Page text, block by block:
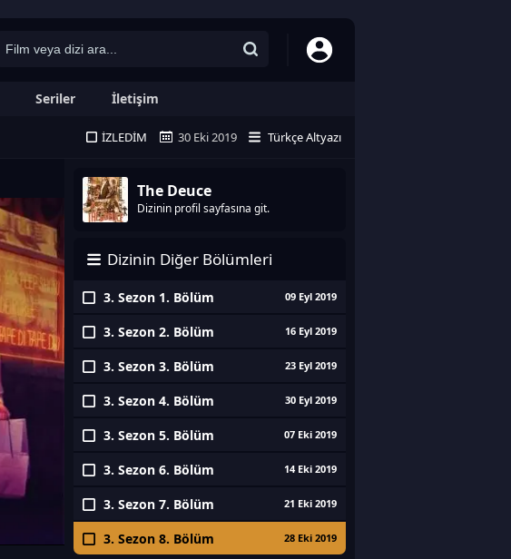
Seriler İletişim
İZLEDIM 30 Eki 2019 Türkçe Altyazı
The Deuce
Dizinin profil sayfasına git.
Dizinin Diğer Bölümleri
3. Sezon 1. Bölüm 09 Eyl 2019
3. Sezon 2. Bölüm 16 Eyl 2019
3. Sezon 3. Bölüm 23 Eyl 2019
3. Sezon 4. Bölüm 30 Eyl 2019
3. Sezon 5. Bölüm 07 Eki 2019
3. Sezon 6. Bölüm 14 Eki 2019
3. Sezon 7. Bölüm 21 Eki 2019
3. Sezon 8. Bölüm 28 Eki 2019